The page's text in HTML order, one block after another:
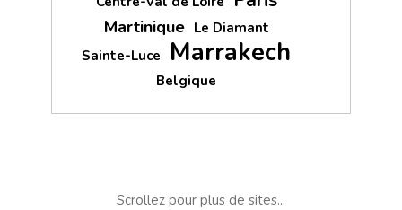
Martinique Le Diamant
Sainte-Luce
Marrakech
Belgique
Scrollez pour plus de sites...